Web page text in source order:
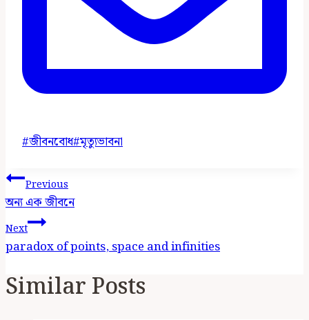
Post
#জীবনবোধ#মৃত্যুভাবনা
Post
Navigation
Previous
অন্য এক জীবনে
Next
paradox of points, space and infinities
Similar Posts